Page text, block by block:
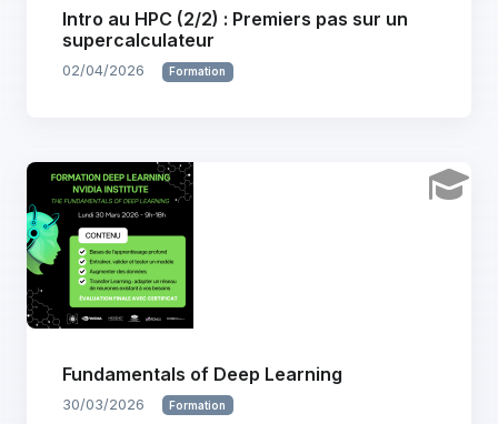
Intro au HPC (2/2) : Premiers pas sur un
supercalculateur
02/04/2026 Formation
Fundamentals of Deep Learning
30/03/2026 Formation